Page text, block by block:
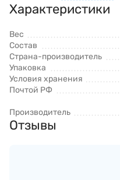
Характеристики
Вес
Состав
Страна-производитель
Упаковка
Условия хранения
Почтой РФ
Производитель
Отзывы